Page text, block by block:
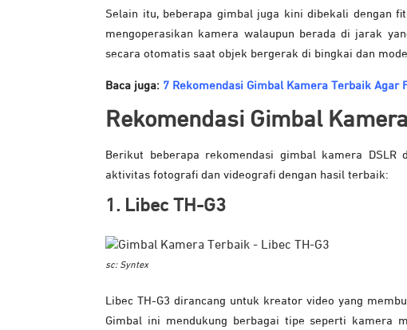
Selain itu, beberapa gimbal juga kini dibekali dengan
mengoperasikan kamera walaupun berada di jarak
secara otomatis saat objek bergerak di bingkai dan
Baca juga: 7 Rekomendasi Gimbal Kamera Terbaik Agar
Rekomendasi Gimbal
Berikut beberapa rekomendasi gimbal kamera
aktivitas fotografi dan videografi dengan hasil terbaik:
1. Libec TH-G3
sc: Syntex
Libec TH-G3 dirancang untuk kreator video yang
Gimbal ini mendukung berbagai tipe seperti kamera